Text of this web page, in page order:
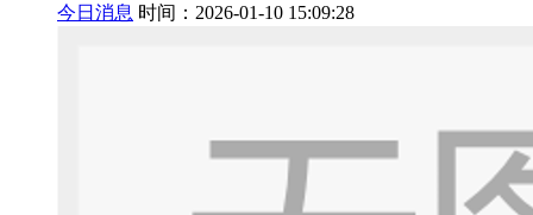
今日消息 时间：2026-01-10 15:09:28